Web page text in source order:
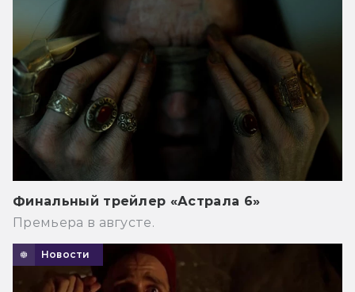
Финальный трейлер «Астрала 6»
Премьера в августе.
Новости